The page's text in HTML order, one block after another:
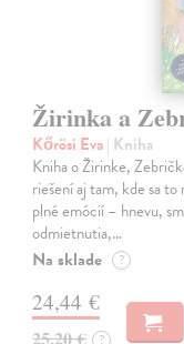
Žirinka a
Kőrösi Eva| Kniha
Kniha o Žirinke,
riešení aj tam, kde sa
plné emócií – hnevu,
odmietnutia,…
Na sklade ?
24,44 €
25,20 €